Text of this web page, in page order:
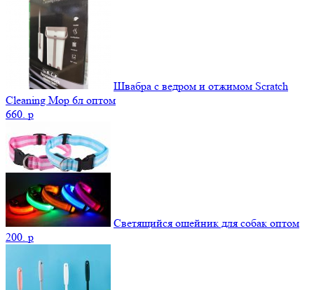
Швабра с ведром и отжимом Scratch
Cleaning Mop 6л оптом
660. p
Светящийся ошейник для собак оптом
200. p